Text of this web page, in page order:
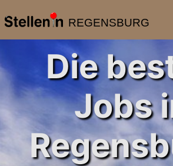
REGENSBURG
Die
Jobs